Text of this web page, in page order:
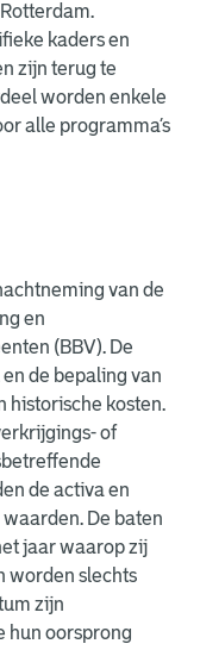
kaders en
zijn terug te
worden enkele
alle programma’s
van de
en
(BBV). De
de bepaling van
historische kosten.
of
de activa en
De baten
jaar waarop zij
worden slechts
zijn
hun oorsprong